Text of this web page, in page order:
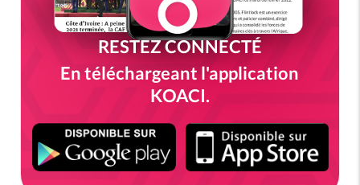
RESTEZ CONNECTÉ
En téléchargeant l'application
KOACI.